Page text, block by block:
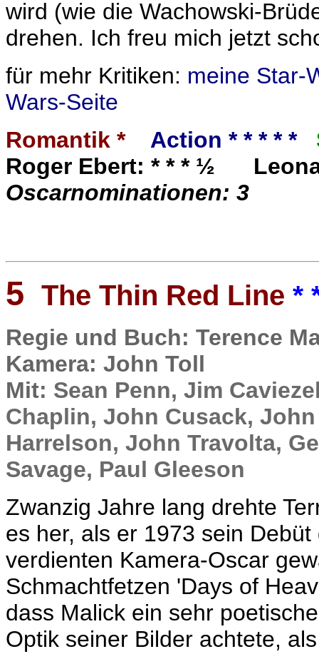
wird (wie die Wachowski-
drehen. Ich freu mich jetzt
für mehr Kritiken: meine Star-
Wars-Seite
Romantik * Action * * * * *
Roger Ebert: * * * ½
Oscarnominationen: 3
5 The Thin Red Line *
Regie und Buch: Terence
Kamera: John Toll
Mit: Sean Penn, Jim
Chaplin, John Cusack,
Harrelson, John Travolta,
Savage, Paul Gleeson
Zwanzig Jahre lang drehte
es her, als er 1973 sein
verdienten Kamera-Oscar
Schmachtfetzen 'Days of
dass Malick ein sehr
Optik seiner Bilder achtete,